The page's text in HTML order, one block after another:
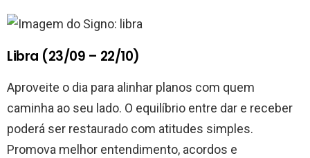
Libra (23/09 – 22/10)
Aproveite o dia para alinhar planos com quem
caminha ao seu lado. O equilíbrio entre dar e receber
poderá ser restaurado com atitudes simples.
Promova melhor entendimento, acordos e